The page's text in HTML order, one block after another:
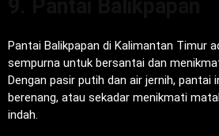
Pantai Balikpapan di Kalimantan Timur
sempurna untuk bersantai dan
Dengan pasir putih dan air jernih, pantai
berenang, atau sekadar menikmati
indah.